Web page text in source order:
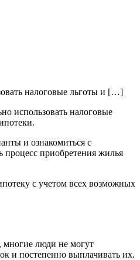
налоговые льготы и […]
использовать налоговые
и ознакомиться с
процесс приобретения жилья
с учетом всех возможных
многие люди не могут
и постепенно выплачивать их.